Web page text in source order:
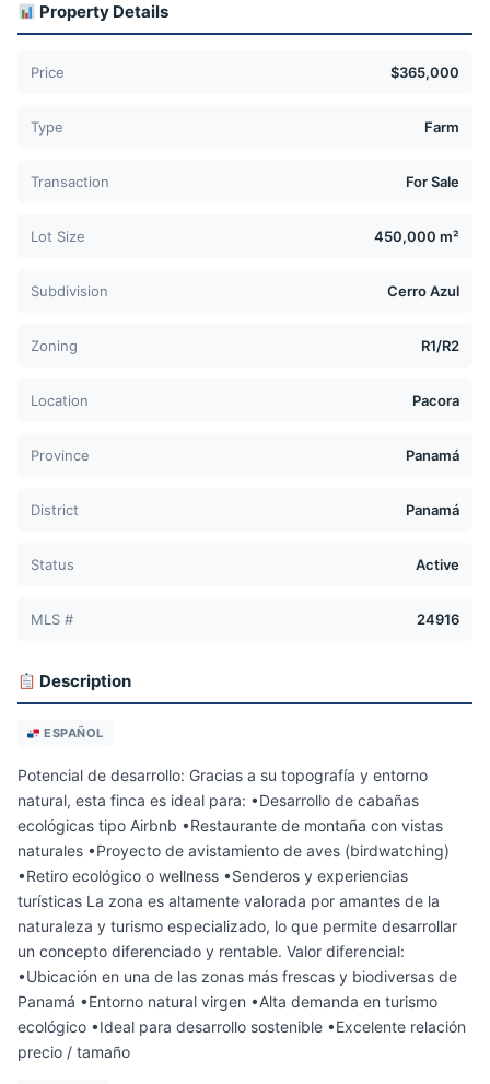
Property Details
Price $365,000
Type Farm
Transaction For Sale
Lot Size 450,000 m²
Subdivision Cerro Azul
Zoning R1/R2
Location Pacora
Province Panamá
District Panamá
Status Active
MLS # 24916
Description
ESPAÑOL
Potencial de desarrollo: Gracias a su topografía y entorno
natural, esta finca es ideal para: •Desarrollo de cabañas
ecológicas tipo Airbnb •Restaurante de montaña con vistas
naturales •Proyecto de avistamiento de aves (birdwatching)
•Retiro ecológico o wellness •Senderos y experiencias
turísticas La zona es altamente valorada por amantes de la
naturaleza y turismo especializado, lo que permite desarrollar
un concepto diferenciado y rentable. Valor diferencial:
•Ubicación en una de las zonas más frescas y biodiversas de
Panamá •Entorno natural virgen •Alta demanda en turismo
ecológico •Ideal para desarrollo sostenible •Excelente relación
precio / tamaño